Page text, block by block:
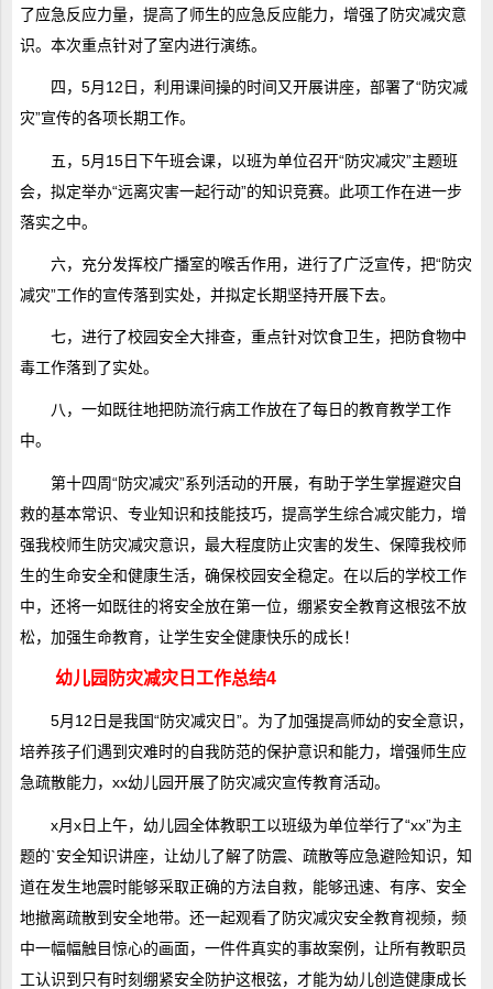
了应急反应力量，提高了师生的应急反应能力，增强了防灾减灾意
识。本次重点针对了室内进行演练。
四，5月12日，利用课间操的时间又开展讲座，部署了“防灾减
灾”宣传的各项长期工作。
五，5月15日下午班会课，以班为单位召开“防灾减灾”主题班
会，拟定举办“远离灾害一起行动”的知识竞赛。此项工作在进一步
落实之中。
六，充分发挥校广播室的喉舌作用，进行了广泛宣传，把“防灾
减灾”工作的宣传落到实处，并拟定长期坚持开展下去。
七，进行了校园安全大排查，重点针对饮食卫生，把防食物中
毒工作落到了实处。
八，一如既往地把防流行病工作放在了每日的教育教学工作
中。
第十四周“防灾减灾”系列活动的开展，有助于学生掌握避灾自
救的基本常识、专业知识和技能技巧，提高学生综合减灾能力，增
强我校师生防灾减灾意识，最大程度防止灾害的发生、保障我校师
生的生命安全和健康生活，确保校园安全稳定。在以后的学校工作
中，还将一如既往的将安全放在第一位，绷紧安全教育这根弦不放
松，加强生命教育，让学生安全健康快乐的成长！
幼儿园防灾减灾日工作总结4
5月12日是我国“防灾减灾日”。为了加强提高师幼的安全意识，
培养孩子们遇到灾难时的自我防范的保护意识和能力，增强师生应
急疏散能力，xx幼儿园开展了防灾减灾宣传教育活动。
x月x日上午，幼儿园全体教职工以班级为单位举行了“xx”为主
题的`安全知识讲座，让幼儿了解了防震、疏散等应急避险知识，知
道在发生地震时能够采取正确的方法自救，能够迅速、有序、安全
地撤离疏散到安全地带。还一起观看了防灾减灾安全教育视频，频
中一幅幅触目惊心的画面，一件件真实的事故案例，让所有教职员
工认识到只有时刻绷紧安全防护这根弦，才能为幼儿创造健康成长